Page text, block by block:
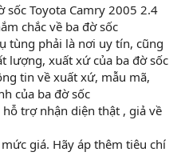
Toyota Camry 2005 2.4
chắc về ba đờ sốc
tùng phải là nơi uy tín, cũng
lượng, xuất xứ của ba đờ sốc
tin về xuất xứ, mẫu mã,
của ba đờ sốc
trợ nhận diện thật , giả về
giá. Hãy áp thêm tiêu chí